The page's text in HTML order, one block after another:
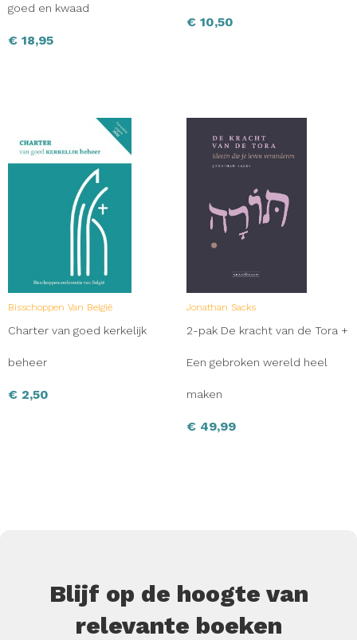
goed en kwaad
€ 18,95
€ 10,50
Bisschoppen Van België
Charter van goed kerkelijk
beheer
€ 2,50
Jonathan Sacks
2-pak De kracht van de Tora +
Een gebroken wereld heel
maken
€ 49,99
Blijf op de hoogte van
relevante boeken